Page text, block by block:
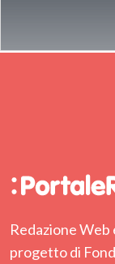
Redazione Web
progetto di